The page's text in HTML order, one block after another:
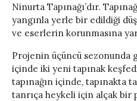
Ninurta Tapınağı’dır.
yangınla yerle bir edildiği
ve eserlerin korunmasına
Projenin üçüncü sezonunda
içinde iki yeni tapınak
tapınağın içinde, tapınakta
tanrıça heykeli için alçak bir